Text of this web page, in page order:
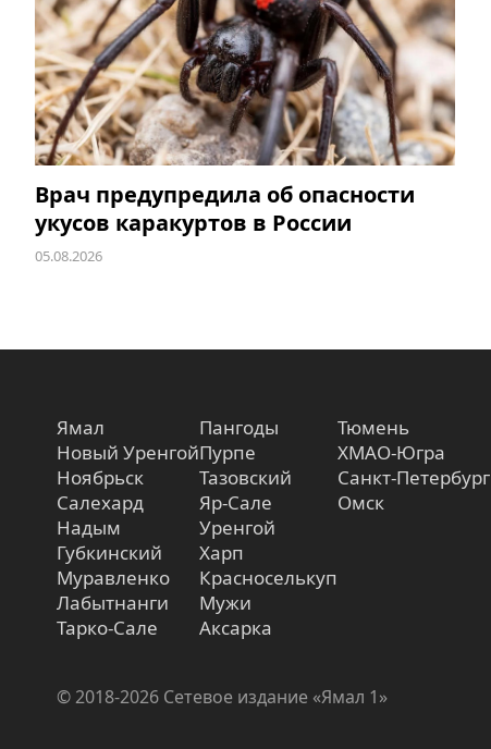
Врач предупредила об опасности
укусов каракуртов в России
05.08.2026
Ямал
Новый Уренгой
Ноябрьск
Салехард
Надым
Губкинский
Муравленко
Лабытнанги
Тарко-Сале
Пангоды
Пурпе
Тазовский
Яр-Сале
Уренгой
Харп
Красноселькуп
Мужи
Аксарка
Тюмень
ХМАО-Югра
Санкт-Петербург
Омск
© 2018-2026 Сетевое издание «Ямал 1»